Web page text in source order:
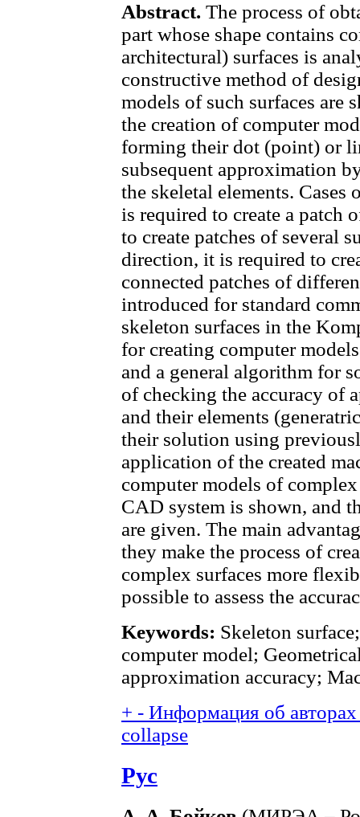
Abstract. The process of
part whose shape contains
architectural) surfaces is
constructive method of
models of such surfaces are
the creation of computer
forming their dot (point) or
subsequent approximation
the skeletal elements.
is required to create a patch
to create patches of several
direction, it is required to
connected patches of
introduced for standard
skeleton surfaces in the
for creating computer
and a general algorithm for
of checking the accuracy of
and their elements
their solution using
application of the created
computer models of
CAD system is shown, and
are given. The main
they make the process of
complex surfaces more
possible to assess the
Keywords: Skeleton
computer model;
approximation accuracy;
+ - Информация об
collapse
Рус